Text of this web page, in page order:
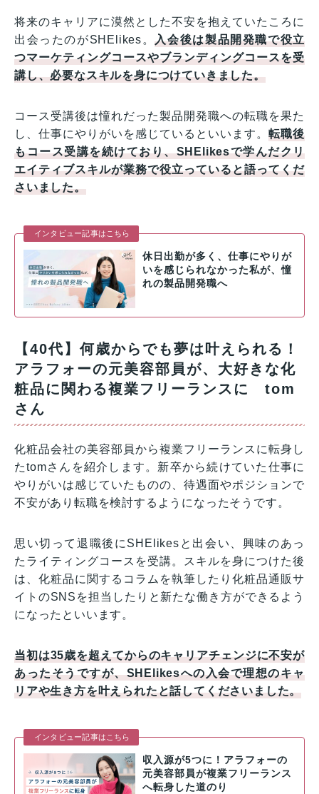
将来のキャリアに漠然とした不安を抱えていたころに
出会ったのがSHElikes。入会後は製品開発職で役立
つマーケティングコースやブランディングコースを受
講し、必要なスキルを身につけていきました。
コース受講後は憧れだった製品開発職への転職を果た
し、仕事にやりがいを感じているといいます。転職後
もコース受講を続けており、SHElikesで学んだクリ
エイティブスキルが業務で役立っていると語ってくだ
さいました。
インタビュー記事はこちら
休日出勤が多く、仕事にやりが
いを感じられなかった私が、憧
れの製品開発職へ
【40代】何歳からでも夢は叶えられる！
アラフォーの元美容部員が、大好きな化
粧品に関わる複業フリーランスに tom
さん
化粧品会社の美容部員から複業フリーランスに転身し
たtomさんを紹介します。新卒から続けていた仕事に
やりがいは感じていたものの、待遇面やポジションで
不安があり転職を検討するようになったそうです。
思い切って退職後にSHElikesと出会い、興味のあっ
たライティングコースを受講。スキルを身につけた後
は、化粧品に関するコラムを執筆したり化粧品通販サ
イトのSNSを担当したりと新たな働き方ができるよう
になったといいます。
当初は35歳を超えてからのキャリアチェンジに不安が
あったそうですが、SHElikesへの入会で理想のキャ
リアや生き方を叶えられたと話してくださいました。
インタビュー記事はこちら
収入源が5つに！アラフォーの
元美容部員が複業フリーランス
へ転身した道のり